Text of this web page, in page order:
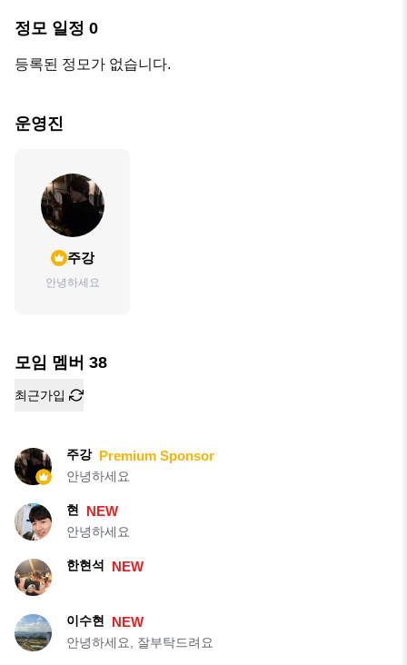
정모 일정 0
등록된 정모가 없습니다.
운영진
주강
안녕하세요
모임 멤버 38
최근가입
주강 Premium Sponsor
안녕하세요
현 NEW
안녕하세요
한현석 NEW
이수현 NEW
안녕하세요, 잘부탁드려요